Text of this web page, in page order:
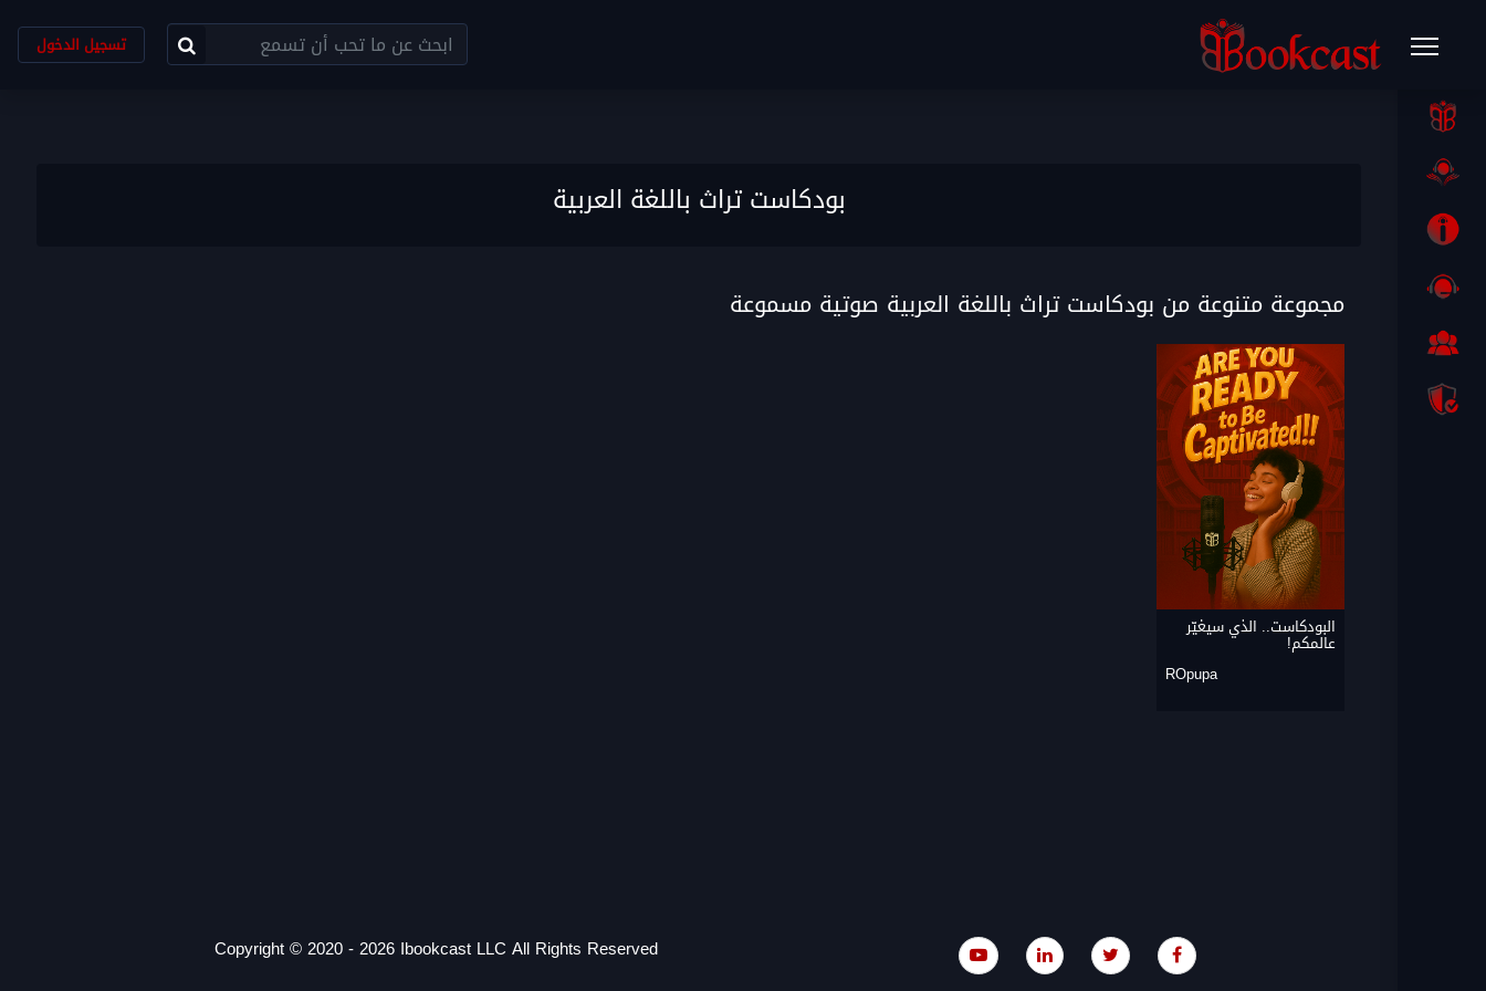
تسجيل الدخول
بودكاست تراث باللغة العربية
مجموعة متنوعة من بودكاست تراث باللغة العربية صوتية مسموعة
البودكاست.. الذي سيغيّر
عالمكم!
ROpupa
Copyright © 2020 - 2026 Ibookcast LLC All Rights Reserved